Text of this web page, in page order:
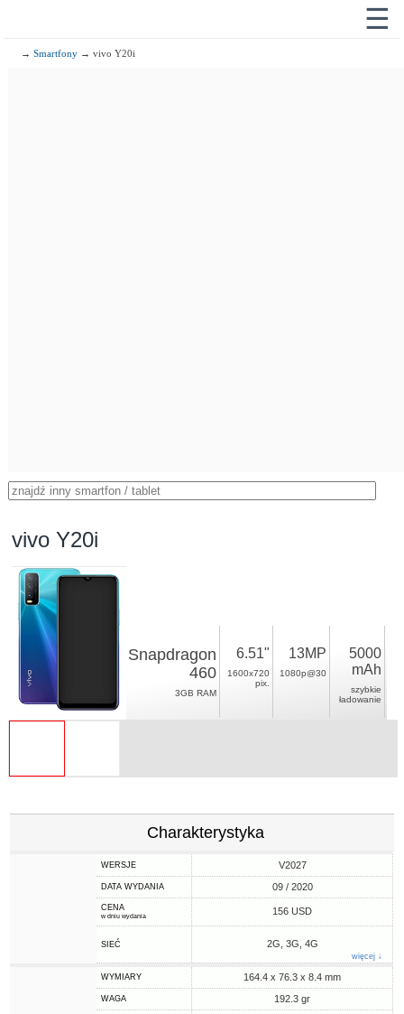
☰
→Smartfony → vivo Y20i
vivo Y20i
Snapdragon
460
3GB RAM
6.51"
1600x720
pix.
13MP
1080p@30
5000
mAh
szybkie
ładowanie
Charakterystyka
WERSJE V2027
DATA WYDANIA 09 / 2020
CENA
w dniu wydania 156 USD
SIEĆ 2G, 3G, 4G
więcej ↓
WYMIARY 164.4 x 76.3 x 8.4 mm
WAGA 192.3 gr